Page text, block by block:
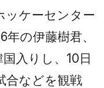
ッケーセンター
の伊藤樹君、
入りし、10日
合などを観戦